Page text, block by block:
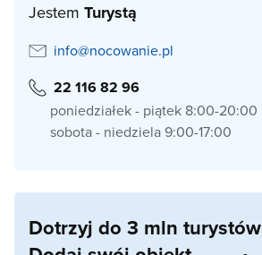
Jestem Turystą
info@nocowanie.pl
22 116 82 96
poniedziałek - piątek 8:00-20:00
sobota - niedziela 9:00-17:00
Dotrzyj do 3 mln turystów